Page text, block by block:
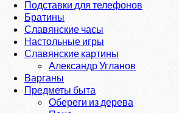
Подставки для телефонов
Братины
Славянские часы
Настольные игры
Славянские картины
Александр Угланов
Варганы
Предметы быта
Обереги из дерева